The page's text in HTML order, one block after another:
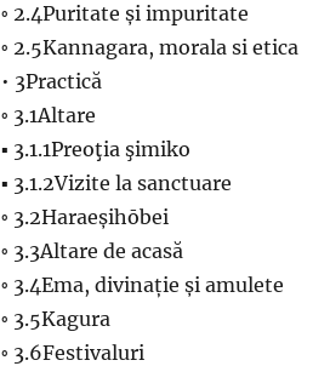
◦ 2.4Puritate și impuritate
◦ 2.5Kannagara, morala si etica
• 3Practică
◦ 3.1Altare
▪ 3.1.1Preoţia şimiko
▪ 3.1.2Vizite la sanctuare
◦ 3.2Haraeșihōbei
◦ 3.3Altare de acasă
◦ 3.4Ema, divinație și amulete
◦ 3.5Kagura
◦ 3.6Festivaluri